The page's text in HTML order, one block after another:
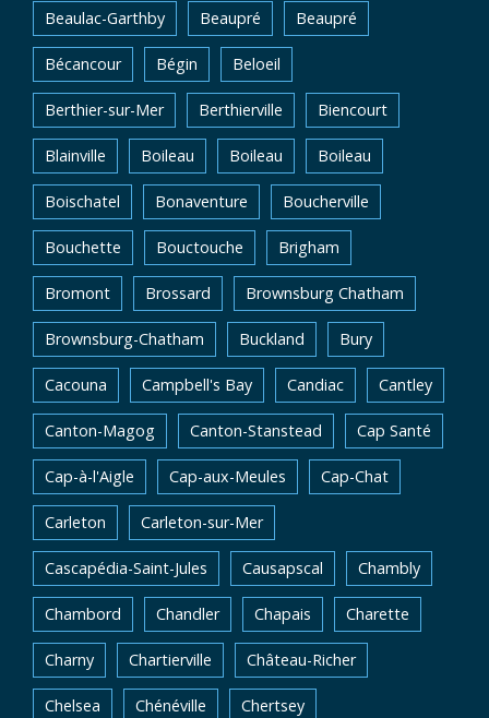
Beaulac-Garthby Beaupré Beaupré
Bécancour Bégin Beloeil
Berthier-sur-Mer Berthierville Biencourt
Blainville Boileau Boileau Boileau
Boischatel Bonaventure Boucherville
Bouchette Bouctouche Brigham
Bromont Brossard Brownsburg Chatham
Brownsburg-Chatham Buckland Bury
Cacouna Campbell's Bay Candiac Cantley
Canton-Magog Canton-Stanstead Cap Santé
Cap-à-l'Aigle Cap-aux-Meules Cap-Chat
Carleton Carleton-sur-Mer
Cascapédia-Saint-Jules Causapscal Chambly
Chambord Chandler Chapais Charette
Charny Chartierville Château-Richer
Chelsea Chénéville Chertsey